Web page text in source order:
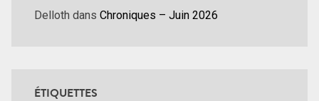
Delloth dans Chroniques – Juin 2026
ÉTIQUETTES